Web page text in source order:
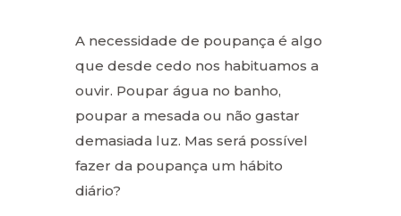
A necessidade de poupança é algo
que desde cedo nos habituamos a
ouvir. Poupar água no banho,
poupar a mesada ou não gastar
demasiada luz. Mas será possível
fazer da poupança um hábito
diário?